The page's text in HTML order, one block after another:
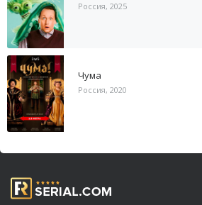
Россия, 2025
Чума
Россия, 2020